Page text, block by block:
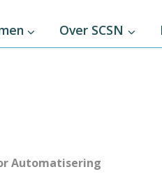
Over SCSN
Automatisering